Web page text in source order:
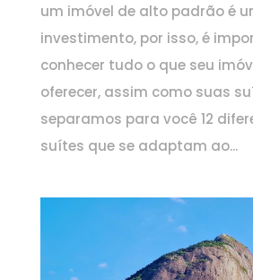
um imóvel de alto padrão é
investimento, por isso, é
conhecer tudo o que seu
oferecer, assim como suas
separamos para você 12
suítes que se adaptam ao...